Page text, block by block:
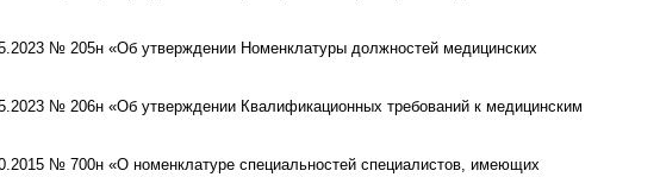
№ 205н «Об утверждении Номенклатуры должностей медицинских
№ 206н «Об утверждении Квалификационных требований к медицинским
№ 700н «О номенклатуре специальностей специалистов, имеющих